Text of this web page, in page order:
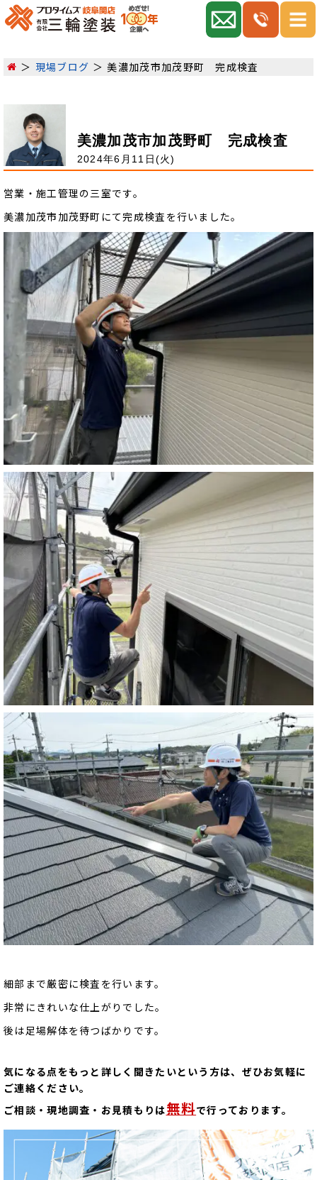
現場ブログ 美濃加茂市加茂野町 完成検査
美濃加茂市加茂野町 完成検査
2024年6月11日(火)
営業・施工管理の三室です。
美濃加茂市加茂野町にて完成検査を行いました。
細部まで厳密に検査を行います。
非常にきれいな仕上がりでした。
後は足場解体を待つばかりです。
気になる点をもっと詳しく聞きたいという方は、ぜひお気軽に
ご連絡ください。
ご相談・現地調査・お見積もりは無料で行っております。